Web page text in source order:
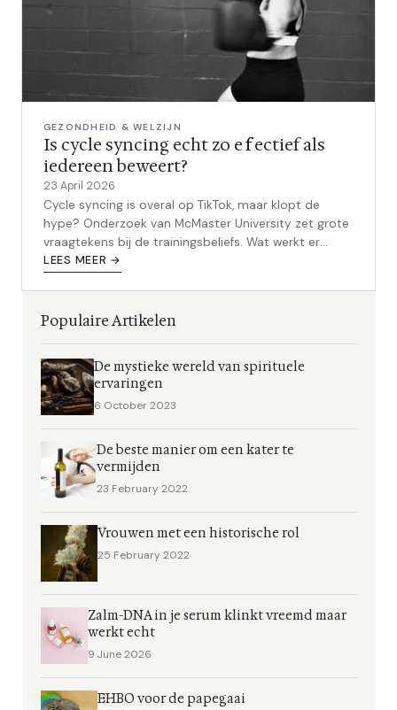
GEZONDHEID & WELZIJN
Is cycle syncing echt zo effectief als
iedereen beweert?
23 April 2026
Cycle syncing is overal op TikTok, maar klopt de
hype? Onderzoek van McMaster University zet grote
vraagtekens bij de trainingsbeliefs. Wat werkt er
echt?
LEES MEER →
Populaire Artikelen
De mystieke wereld van spirituele
ervaringen
6 October 2023
De beste manier om een kater te
vermijden
23 February 2022
Vrouwen met een historische rol
25 February 2022
Zalm-DNA in je serum klinkt vreemd maar
werkt echt
9 June 2026
EHBO voor de papegaai